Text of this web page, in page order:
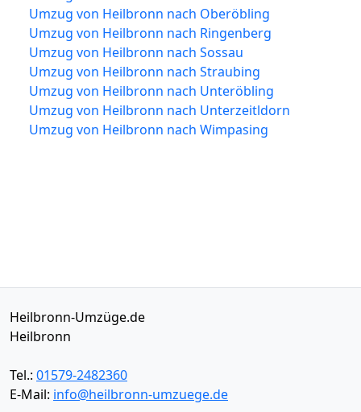
Umzug von Heilbronn nach Oberöbling
Umzug von Heilbronn nach Ringenberg
Umzug von Heilbronn nach Sossau
Umzug von Heilbronn nach Straubing
Umzug von Heilbronn nach Unteröbling
Umzug von Heilbronn nach Unterzeitldorn
Umzug von Heilbronn nach Wimpasing
Heilbronn-Umzüge.de
Heilbronn
Tel.: 01579-2482360
E-Mail: info@heilbronn-umzuege.de